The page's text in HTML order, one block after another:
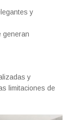
y
generan
y
limitaciones de